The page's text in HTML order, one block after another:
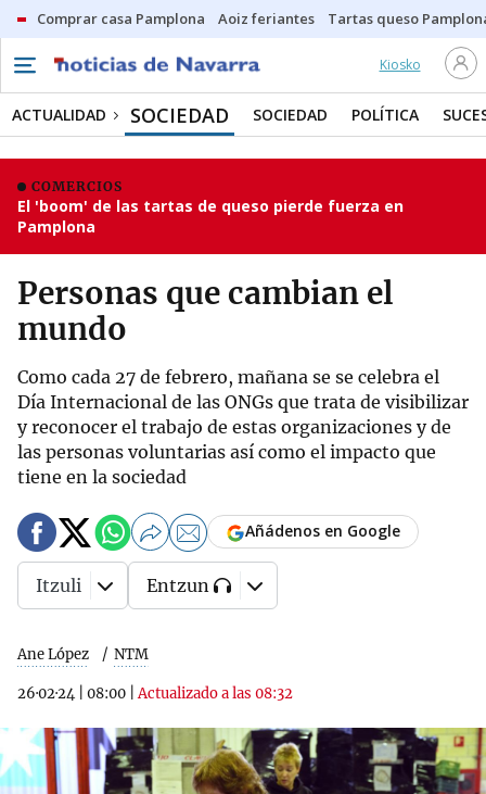
Comprar casa Pamplona Aoiz feriantes Tartas queso
Kiosko
ACTUALIDAD SOCIEDAD SOCIEDAD POLÍTICA
COMERCIOS
El 'boom' de las tartas de queso pierde fuerza en
Pamplona
Personas que cambian el
mundo
Como cada 27 de febrero, mañana se se celebra el
Día Internacional de las ONGs que trata de visibilizar
y reconocer el trabajo de estas organizaciones y de
las personas voluntarias así como el impacto que
tiene en la sociedad
Ane López NTM
26·02·24 08:00 |Actualizado a las 08:32
Añádenos en Google
Itzuli Entzun